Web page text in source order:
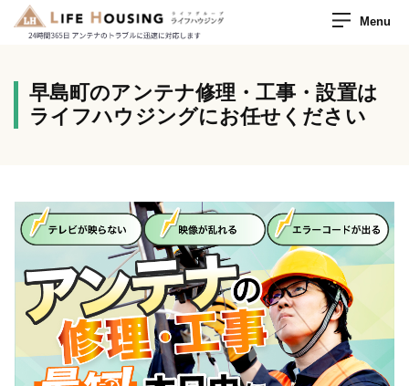
Menu
早島町のアンテナ修理・工事・設置は
ライフハウジングにお任せください